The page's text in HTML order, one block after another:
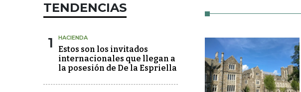
TENDENCIAS
1 HACIENDA
Estos son los invitados
internacionales que llegan a
la posesión de De la Espriella